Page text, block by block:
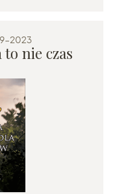
2023
nie czas